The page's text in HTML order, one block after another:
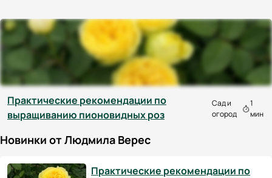
Практические рекомендации по
выращиванию пионовидных роз
Сад и
огород
1
мин
Новинки от Людмила Верес
Практические рекомендации по